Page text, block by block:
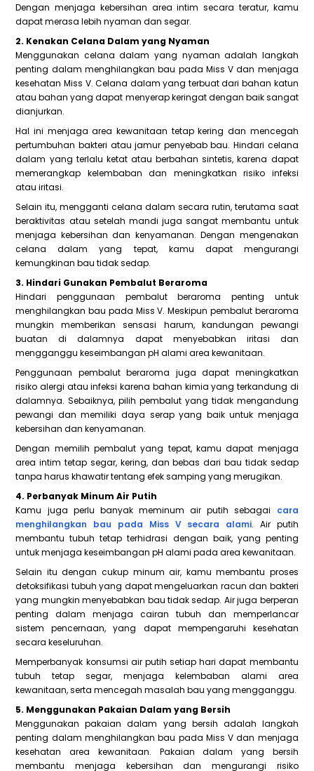
Dengan menjaga kebersihan area intim secara teratur, kamu
dapat merasa lebih nyaman dan segar.
2. Kenakan Celana Dalam yang Nyaman
Menggunakan celana dalam yang nyaman adalah langkah
penting dalam menghilangkan bau pada Miss V dan menjaga
kesehatan Miss V. Celana dalam yang terbuat dari bahan katun
atau bahan yang dapat menyerap keringat dengan baik sangat
dianjurkan.
Hal ini menjaga area kewanitaan tetap kering dan mencegah
pertumbuhan bakteri atau jamur penyebab bau. Hindari celana
dalam yang terlalu ketat atau berbahan sintetis, karena dapat
memerangkap kelembaban dan meningkatkan risiko infeksi
atau iritasi.
Selain itu, mengganti celana dalam secara rutin, terutama saat
beraktivitas atau setelah mandi juga sangat membantu untuk
menjaga kebersihan dan kenyamanan. Dengan mengenakan
celana dalam yang tepat, kamu dapat mengurangi
kemungkinan bau tidak sedap.
3. Hindari Gunakan Pembalut Beraroma
Hindari penggunaan pembalut beraroma penting untuk
menghilangkan bau pada Miss V. Meskipun pembalut beraroma
mungkin memberikan sensasi harum, kandungan pewangi
buatan di dalamnya dapat menyebabkan iritasi dan
mengganggu keseimbangan pH alami area kewanitaan.
Penggunaan pembalut beraroma juga dapat meningkatkan
risiko alergi atau infeksi karena bahan kimia yang terkandung di
dalamnya. Sebaiknya, pilih pembalut yang tidak mengandung
pewangi dan memiliki daya serap yang baik untuk menjaga
kebersihan dan kenyamanan.
Dengan memilih pembalut yang tepat, kamu dapat menjaga
area intim tetap segar, kering, dan bebas dari bau tidak sedap
tanpa harus khawatir tentang efek samping yang merugikan.
4. Perbanyak Minum Air Putih
Kamu juga perlu banyak meminum air putih sebagai cara
menghilangkan bau pada Miss V secara alami. Air putih
membantu tubuh tetap terhidrasi dengan baik, yang penting
untuk menjaga keseimbangan pH alami pada area kewanitaan.
Selain itu dengan cukup minum air, kamu membantu proses
detoksifikasi tubuh yang dapat mengeluarkan racun dan bakteri
yang mungkin menyebabkan bau tidak sedap. Air juga berperan
penting dalam menjaga cairan tubuh dan memperlancar
sistem pencernaan, yang dapat mempengaruhi kesehatan
secara keseluruhan.
Memperbanyak konsumsi air putih setiap hari dapat membantu
tubuh tetap segar, menjaga kelembaban alami area
kewanitaan, serta mencegah masalah bau yang mengganggu.
5. Menggunakan Pakaian Dalam yang Bersih
Menggunakan pakaian dalam yang bersih adalah langkah
penting dalam menghilangkan bau pada Miss V dan menjaga
kesehatan area kewanitaan. Pakaian dalam yang bersih
membantu menjaga kebersihan dan mengurangi risiko